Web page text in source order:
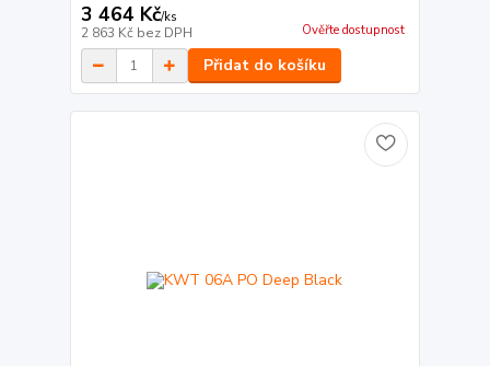
3 464 Kč/ks
2 863 Kč bez DPH Ověřte dostupnost
Přidat do košíku